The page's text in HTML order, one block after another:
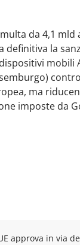
da 4,1 mld
definitiva la
mobili
ma
imposte da
approva in via